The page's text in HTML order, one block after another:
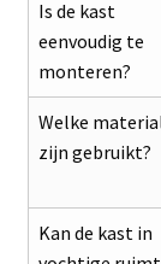
Is de kast
eenvoudig te
monteren?
Welke
zijn gebruikt?
Kan de kast in